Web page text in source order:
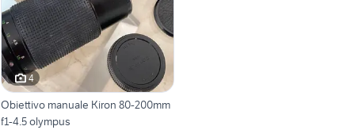
4
Obiettivo manuale Kiron 80-200mm
f1-4.5 olympus